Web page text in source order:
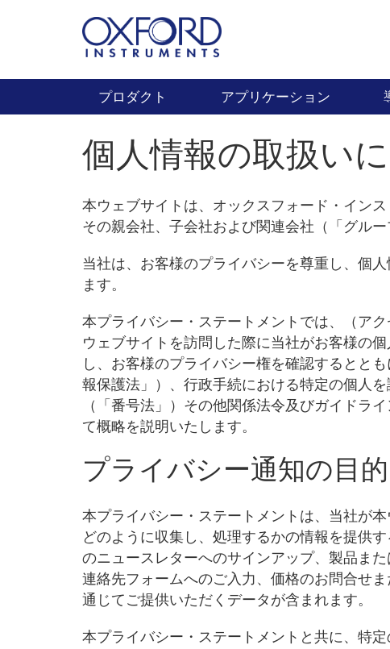
プロダクト アプリケーション
個人情報の取扱い
本ウェブサイトは、オックスフォード・イン
その親会社、子会社および関連会社（「グル
当社は、お客様のプライバシーを尊重し、個
ます。
本プライバシー・ステートメントでは、（ア
ウェブサイトを訪問した際に当社がお客様の
し、お客様のプライバシー権を確認するとと
報保護法」）、行政手続における特定の個人
（「番号法」）その他関係法令及びガイドラ
て概略を説明いたします。
プライバシー通知の目的
本プライバシー・ステートメントは、当社が
どのように収集し、処理するかの情報を提供
のニュースレターへのサインアップ、製品ま
連絡先フォームへのご入力、価格のお問合せ
通じてご提供いただくデータが含まれます。
本プライバシー・ステートメントと共に、特